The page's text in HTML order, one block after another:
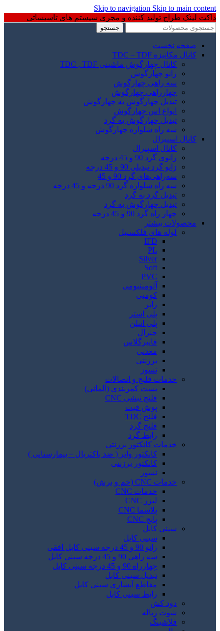
Skip to navigation Skip to main content
داکت لینک طراح تولید کننده و مجری سیستم های تاسیساتی
جستجو
صفحه نخست
کانال مکانیزه TDC – TDF
کانال چهارگوش ماشینی TDC , TDF
زانو چهارگوش
سه راهی چهارگوش
چهارراهی چهارگوش
تبدیل چهارگوش به چهارگوش
انواع اس چهارگوش
تبدیل چهارگوش به گرد
سه راه شلواره چهارگوش
کانال اسپیرال
کانال اسپیرال
زانوی گرد 90 و 45 درجه
زانو گرد تبدیلی 90 و 45 درجه
سه‌راهی‌های گرد 90 و 45
سه راه شلواره گرد 90 درجه و 45 درجه
تبدیل گرد به گرد
تبدیل چهارگوش به گرد
چهار راه گرد 90 و 45 درجه
محصولات بیشتر
لوله های فلکسیبل
IFD
PL
Silver
Soft
PVC
آلومینیومی
کومبی
رابر
پلی استر
پلی اتیلن
جنرال
فایبرگلاس
معدنی
برزنتی
نسوز
خدمات فلنج و اتصالات
بست کمربندی (آلمانی)
فلنج نبشی CNC
پوش فیت
فلنج TDC
فلنج گرد
رابط گرد
خدمات کانکتور برزنتی
کانکتور واتر ( ضد باکتریال – بیمارستانی )
کانکتور برزنتی
نسوز
خدمات CNC (خم و برش)
خدمات CNC
لیزر CNC
پلاسما CNC
پانچ CNC
سینی کابل
سینی کابل
زانو 90 و 45 درجه سینی کابل افقی
سه راهی 90 و 45 درجه سینی کابل
چهارراه 90 و 45 درجه سینی کابل
تبدیل سینی کابل
مقاطع آبشاری سینی کابل
رابط سینی کابل
دود کش
شوت زباله
فلاشینگ